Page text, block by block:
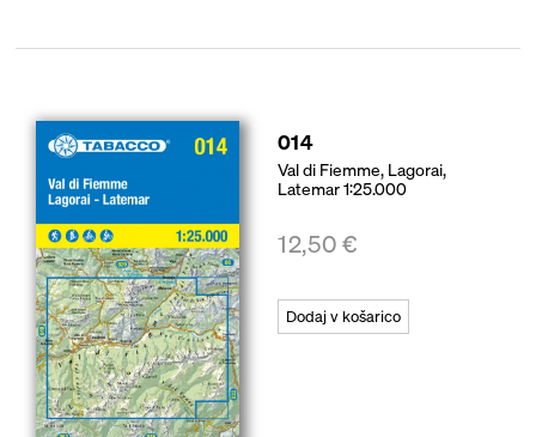
014
Val di Fiemme, Lagorai,
Latemar 1:25.000
12,50€
Dodaj v košarico